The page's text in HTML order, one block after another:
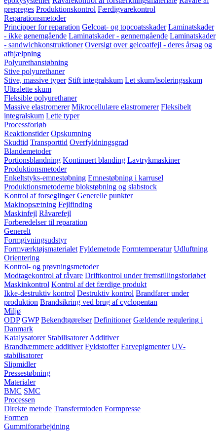
prepreges Produktionskontrol Færdigvarekontrol
Reparationsmetoder
Principper for reparation Gelcoat- og topcoatsskader Laminatskader
- ikke genemgående Laminatskader - gennemgående Laminatskader
- sandwichkonstruktioner Oversigt over gelcoatfejl - deres årsag og
afhjælpning
Polyurethanstøbning
Stive polyurethaner
Stive, massive typer Stift integralskum Let skum/isoleringsskum
Ultralette skum
Fleksible polyurethaner
Massive elastromerer Mikrocellulære elastromerer Fleksibelt
integralskum Lette typer
Processforløb
Reaktionstider Opskumning
Skudtid Transporttid Overfyldningsgrad
Blandemetoder
Portionsblandning Kontinuert blanding Lavtrykmaskiner
Produktionsmetoder
Enkeltstyks-emnestøbning Emnestøbning i karrusel
Produktionsmetoderne blokstøbning og slabstock
Kontrol af forseglinger Generelle punkter
Makinopsætning Fejlfinding
Maskinfejl Råvarefejl
Forberedelser til reparation
Generelt
Formgivningsudstyr
Formværktøjsmaterialet Fyldemetode Formtemperatur Udluftning
Orientering
Kontrol- og prøvningsmetoder
Modtagekontrol af råvare Driftkontrol under fremstillingsforløbet
Maskinkontrol Kontrol af det færdige produkt
Ikke-destruktiv kontrol Destruktiv kontrol Brandfarer under
produktion Brandsikring ved brug af cyclopentan
Miljø
ODP GWP Bekendtgørelser Definitioner Gældende regulering i
Danmark
Katalysatorer Stabilisatorer Additiver
Brandhæmmere additiver Fyldstoffer Farvepigmenter UV-
stabilisatorer
Slipmidler
Pressestøbning
Materialer
BMC SMC
Processen
Direkte metode Transfermtoden Formpresse
Formen
Gummiforarbejdning